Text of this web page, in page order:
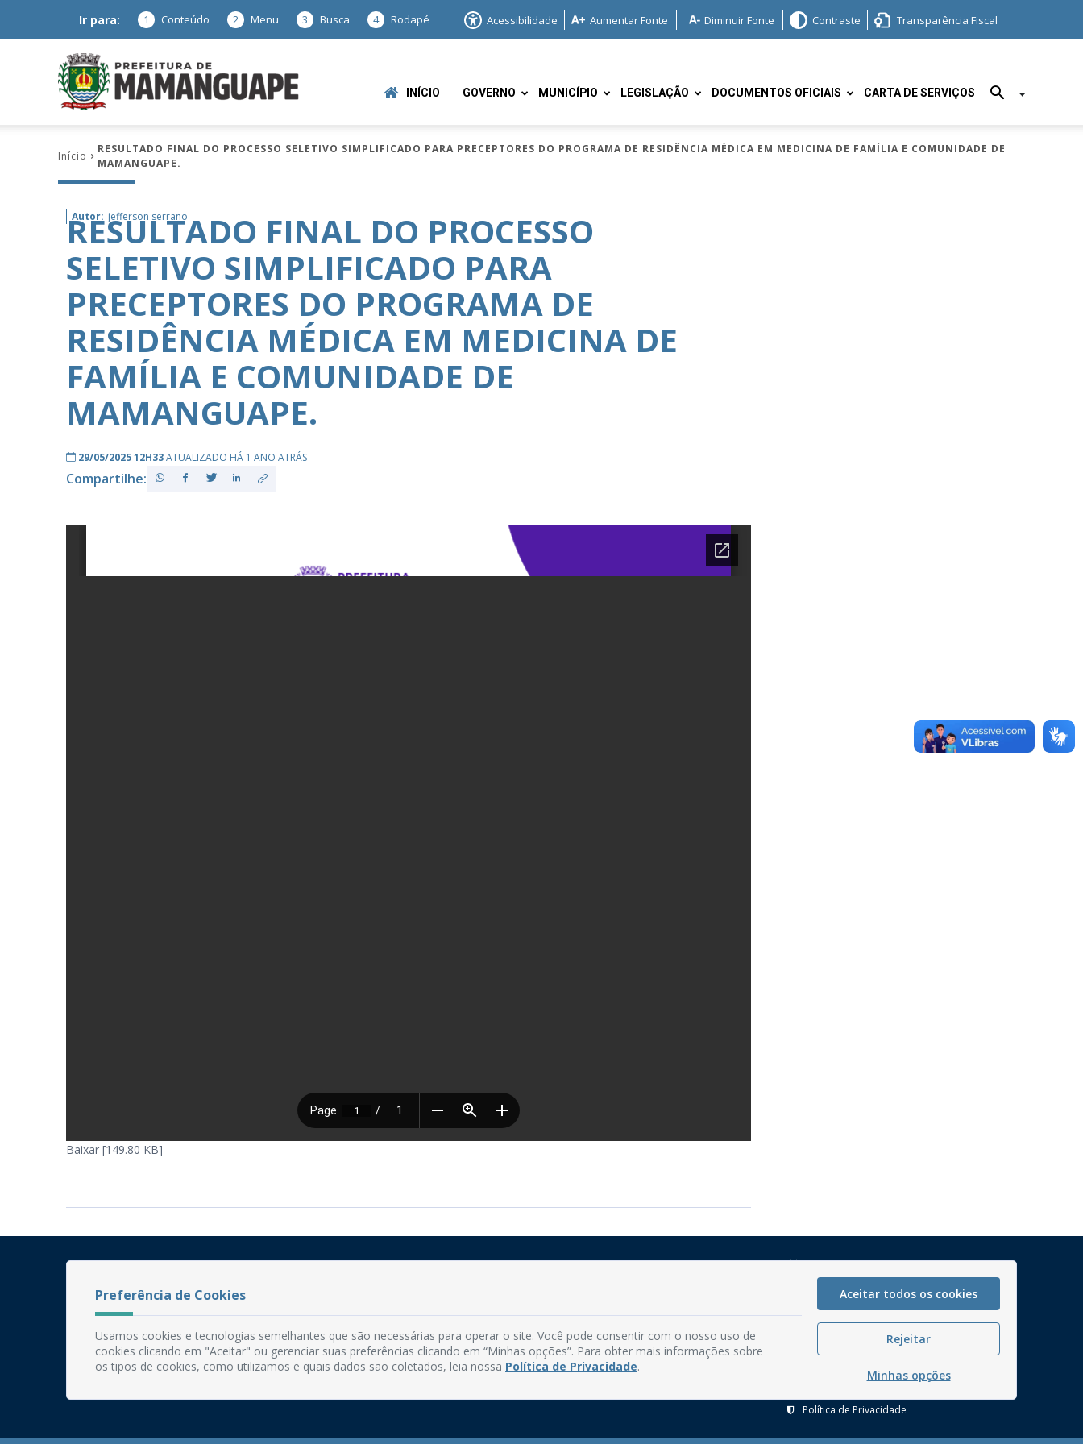
Ir para: 1 Conteúdo 2 Menu 3 Busca 4 Rodapé Acessibilidade Aumentar Fonte Diminuir Fonte Contraste Transparência Fiscal
PB
INÍCIO GOVERNO MUNICÍPIO LEGISLAÇÃO DOCUMENTOS OFICIAIS CARTA DE SERVIÇOS
Início
RESULTADO FINAL DO PROCESSO SELETIVO SIMPLIFICADO PARA PRECEPTORES DO PROGRAMA DE RESIDÊNCIA MÉDICA EM MEDICINA DE FAMÍLIA E COMUNIDADE DE
MAMANGUAPE.
Autor: jefferson serrano
RESULTADO FINAL DO PROCESSO
SELETIVO SIMPLIFICADO PARA
PRECEPTORES DO PROGRAMA DE
RESIDÊNCIA MÉDICA EM MEDICINA DE
FAMÍLIA E COMUNIDADE DE
MAMANGUAPE.
29/05/2025 12H33ATUALIZADO HÁ 1 ANO ATRÁS
Compartilhe:
Baixar [149.80 KB]
CEP: 58.280-000 - Mamanguape/PB
Fone: (83) 3292-2246
Email: comunicacao@mamanguape.pb.gov.br
Expediente: Segunda à Sexta, das 08h às 13h
Mapa do Site
Perguntas frequentes
Manual de Navegação
Serviços Internos
Política de Privacidade
Preferência de Cookies
Usamos cookies e tecnologias semelhantes que são necessárias para operar o site. Você pode consentir com o nosso uso de
cookies clicando em "Aceitar" ou gerenciar suas preferências clicando em “Minhas opções”. Para obter mais informações sobre
os tipos de cookies, como utilizamos e quais dados são coletados, leia nossa Política de Privacidade.
Aceitar todos os cookies
Rejeitar
Minhas opções